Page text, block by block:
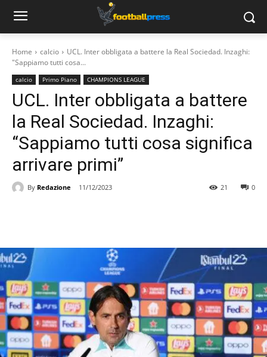
Home calcio
UCL. Inter obbligata a battere la Real Sociedad. Inzaghi:
"Sappiamo tutti cosa...
calcio Primo Piano CHAMPIONS LEAGUE
UCL. Inter obbligata a battere
la Real Sociedad. Inzaghi:
“Sappiamo tutti cosa significa
arrivare primi”
By Redazione 11/12/2023 0
21